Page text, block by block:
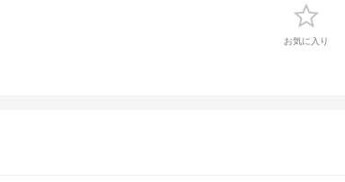
お気に入り